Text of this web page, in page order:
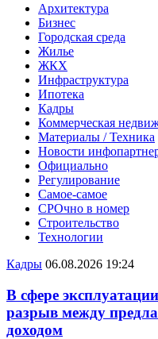
Архитектура
Бизнес
Городская среда
Жилье
ЖКХ
Инфраструктура
Ипотека
Кадры
Коммерческая
Материалы / Техника
Новости
Официально
Регулирование
Самое-самое
СРОчно в номер
Строительство
Технологии
Кадры 06.08.2026 19:24
В сфере
разрыв между
доходом